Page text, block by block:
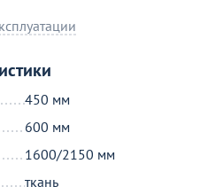
450 мм
600 мм
1600/2150 мм
ткань
покупки